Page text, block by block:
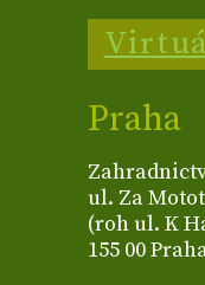
Praha
ul. Za
(roh ul. K
155 00